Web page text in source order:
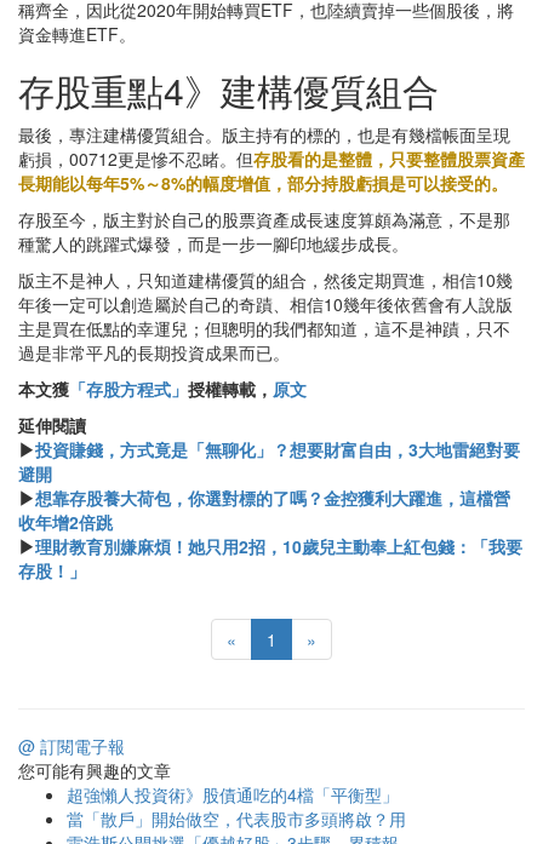
稱齊全，因此從2020年開始轉買ETF，也陸續賣掉一些個股後，將
資金轉進ETF。
存股重點4》建構優質組合
最後，專注建構優質組合。版主持有的標的，也是有幾檔帳面呈現
虧損，00712更是慘不忍睹。但存股看的是整體，只要整體股票資產
長期能以每年5%～8%的幅度增值，部分持股虧損是可以接受的。
存股至今，版主對於自己的股票資產成長速度算頗為滿意，不是那
種驚人的跳躍式爆發，而是一步一腳印地緩步成長。
版主不是神人，只知道建構優質的組合，然後定期買進，相信10幾
年後一定可以創造屬於自己的奇蹟、相信10幾年後依舊會有人說版
主是買在低點的幸運兒；但聰明的我們都知道，這不是神蹟，只不
過是非常平凡的長期投資成果而已。
本文獲 「存股方程式」 授權轉載， 原文
延伸閱讀
▶投資賺錢，方式竟是「無聊化」？想要財富自由，3大地雷絕對要
避開
▶想靠存股養大荷包，你選對標的了嗎？金控獲利大躍進，這檔營
收年增2倍跳
▶理財教育別嫌麻煩！她只用2招，10歲兒主動奉上紅包錢：「我要
存股！」
« 1 »
@ 訂閱電子報
您可能有興趣的文章
超強懶人投資術》股債通吃的4檔「平衡型」
當「散戶」開始做空，代表股市多頭將啟？用